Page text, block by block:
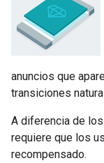
anuncios que
transiciones
A diferencia de
requiere que los
recompensado.